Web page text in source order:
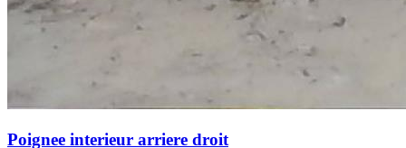
Poignee interieur arriere droit